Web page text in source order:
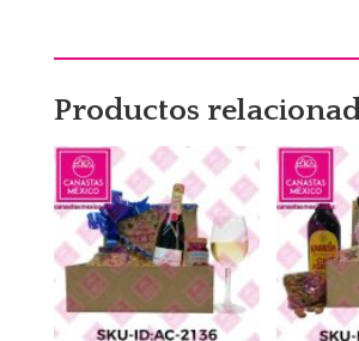
Productos